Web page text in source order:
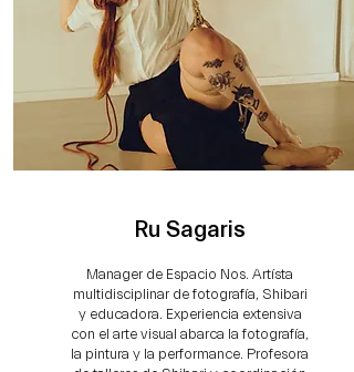
Ru Sagaris
Manager de Espacio Nos. Artísta
multidisciplinar de fotografía, Shibari
y educadora. Experiencia extensiva
con el arte visual abarca la fotografía,
la pintura y la performance. Profesora